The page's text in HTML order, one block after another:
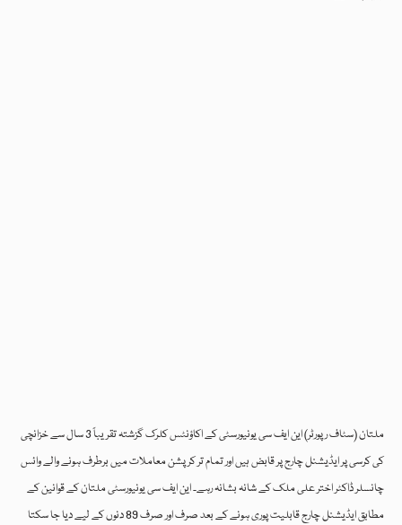
ملتان (سٹاف رپورٹر) این ایف سی یونیورسٹی کے اکاؤنٹس کلرک گزشتہ تقریباً 3 سال سے خزانچی
کی کرسی پر ایڈیشنل چارج پر قابض ہیں اور تمام تر کرپشن معاملات میں برطرف ہونے والے وائس
چانسلر ڈاکٹر اختر علی ملک کے شانہ بشانہ رہے۔ این ایف سی یونیورسٹی ملتان کے قوانین کے
مطابق ایڈیشنل چارج قابلیت پوری ہونے کے بعد صرف اور صرف 89 دنوں کے لیے دیا جا سکتا